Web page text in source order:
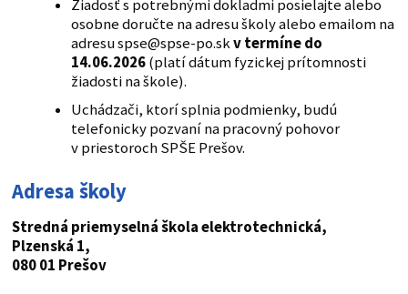
Žiadosť s potrebnými dokladmi posielajte alebo
osobne doručte na adresu školy alebo emailom na
adresu spse@spse-po.skv termíne do
14.06.2026(platí dátum fyzickej prítomnosti
žiadosti na škole).
Uchádzači, ktorí splnia podmienky, budú
telefonicky pozvaní na pracovný pohovor
v priestoroch SPŠE Prešov.
Adresa školy
Stredná priemyselná škola elektrotechnická,
Plzenská 1,
080 01 Prešov